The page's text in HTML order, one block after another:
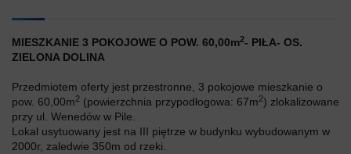
MIESZKANIE 3 POKOJOWE O POW. 60,00m2- PIŁA- OS.
ZIELONA DOLINA
Przedmiotem oferty jest przestronne, 3 pokojowe mieszkanie o
pow. 60,00m2 (powierzchnia przypodłogowa: 67m2) zlokalizowane
przy ul. Wenedów w Pile.
Lokal usytuowany jest na III piętrze w budynku wybudowanym w
2000r, zaledwie 350m od rzeki.